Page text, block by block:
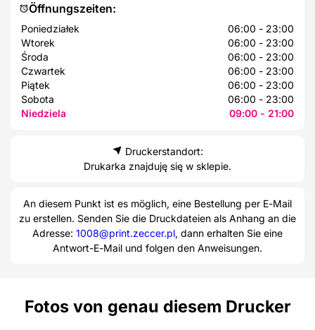
Öffnungszeiten:
Poniedziałek
06:00 - 23:00
Wtorek
06:00 - 23:00
Środa
06:00 - 23:00
Czwartek
06:00 - 23:00
Piątek
06:00 - 23:00
Sobota
06:00 - 23:00
Niedziela
09:00 - 21:00
Druckerstandort:
Drukarka znajduję się w sklepie.
An diesem Punkt ist es möglich, eine Bestellung per E-Mail
zu erstellen. Senden Sie die Druckdateien als Anhang an die
Adresse: 1008@print.zeccer.pl, dann erhalten Sie eine
Antwort-E-Mail und folgen den Anweisungen.
Fotos von genau diesem Drucker